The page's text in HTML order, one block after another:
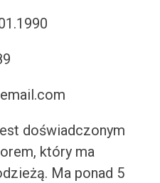
doświadczonym
który ma
Ma ponad 5